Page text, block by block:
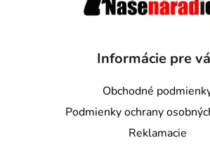
Informácie pre
Obchodné
Podmienky ochrany
Reklamacie